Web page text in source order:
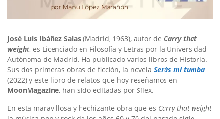
José Luis Ibáñez Salas (Madrid, 1963), autor de Carry that
weight, es Licenciado en Filosofía y Letras por la Universidad
Autónoma de Madrid. Ha publicado varios libros de Historia.
Sus dos primeras obras de ficción, la novela Serás mi tumba
(2022) y este libro de relatos que hoy reseñamos en
MoonMagazine, han sido editadas por Sílex.
En esta maravillosa y hechizante obra que es Carry that weight